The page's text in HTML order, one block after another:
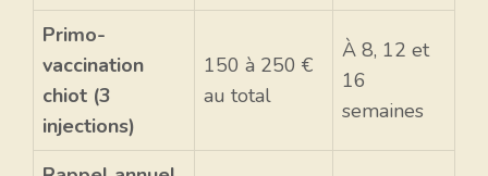
Primo-
vaccination
chiot (3
injections)
150 à 250 €
au total
À 8, 12 et
16
semaines